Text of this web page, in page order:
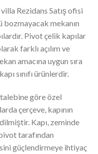
Rezidans Satış ofisi
bozmayacak mekanın
Pivot çelik kapılar
farklı açılım ve
amacına uygun sıra
sınıfı ürünlerdir.
göre özel
çerçeve, kapının
Kapı, zeminde
tarafından
güçlendirmeye ihtiyaç